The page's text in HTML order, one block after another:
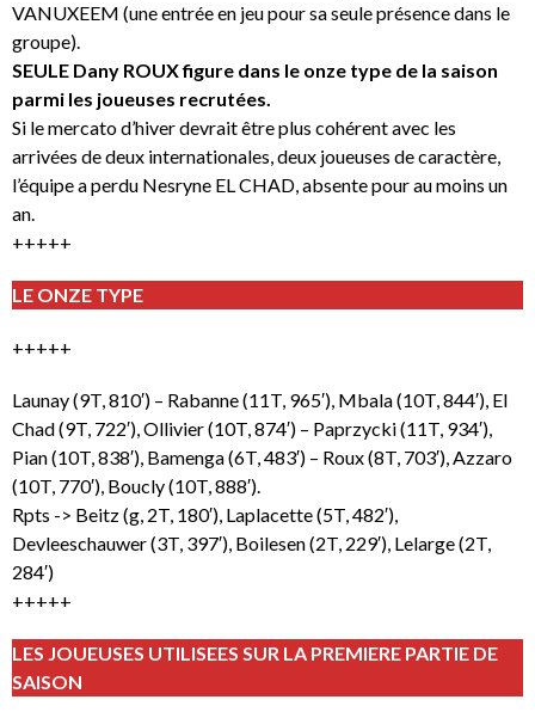
VANUXEEM (une entrée en jeu pour sa seule présence dans le
groupe).
SEULE Dany ROUX figure dans le onze type de la saison
parmi les joueuses recrutées.
Si le mercato d’hiver devrait être plus cohérent avec les
arrivées de deux internationales, deux joueuses de caractère,
l’équipe a perdu Nesryne EL CHAD, absente pour au moins un
an.
+++++
LE ONZE TYPE
+++++
Launay (9T, 810′) – Rabanne (11T, 965′), Mbala (10T, 844′), El
Chad (9T, 722′), Ollivier (10T, 874′) – Paprzycki (11T, 934′),
Pian (10T, 838′), Bamenga (6T, 483′) – Roux (8T, 703′), Azzaro
(10T, 770′), Boucly (10T, 888′).
Rpts -> Beitz (g, 2T, 180′), Laplacette (5T, 482′),
Devleeschauwer (3T, 397′), Boilesen (2T, 229′), Lelarge (2T,
284′)
+++++
LES JOUEUSES UTILISEES SUR LA PREMIERE PARTIE DE
SAISON